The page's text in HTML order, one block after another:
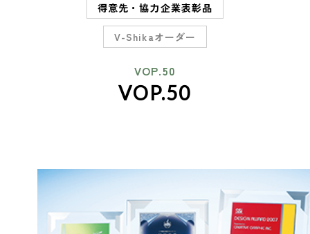
得意先・協力企業表彰品
V-Shikaオーダー
VOP.50
VOP.50